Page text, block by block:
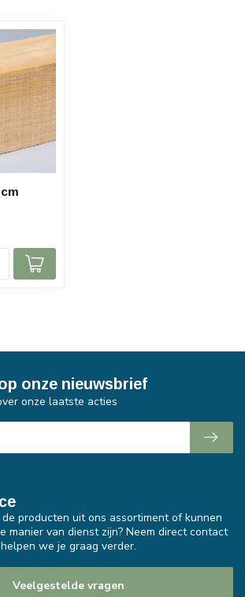
producten uit ons assortiment of kunnen
manier van dienst zijn? Neem direct contact
we je graag verder.
Veelgestelde vragen
onze nieuwsbrief
onze laatste acties